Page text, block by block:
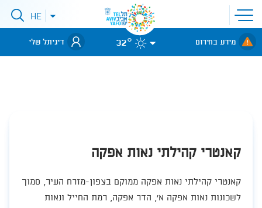
סגירת
תפריט
אתר
לאתר עיריית
תל-אביב
פתיחתHE
מידע בחירום 32° דיגיתל שלי
קאנטרי קהילתי נאות אפקה
​קאנטרי קהילתי נאות אפקה ממוקם בצפון-מזרח העיר, סמוך
לשכונות נאות אפקה א', הדר אפקה, רמת החייל ונאות